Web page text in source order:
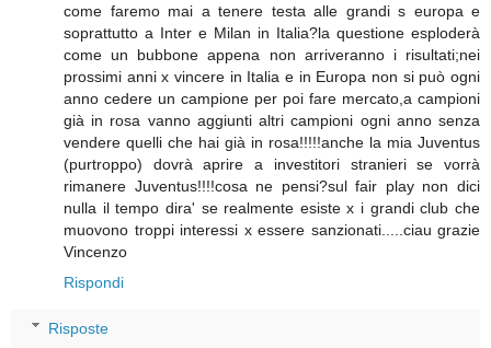
come faremo mai a tenere testa alle grandi s europa e
soprattutto a Inter e Milan in Italia?la questione esploderà
come un bubbone appena non arriveranno i risultati;nei
prossimi anni x vincere in Italia e in Europa non si può ogni
anno cedere un campione per poi fare mercato,a campioni
già in rosa vanno aggiunti altri campioni ogni anno senza
vendere quelli che hai già in rosa!!!!!anche la mia Juventus
(purtroppo) dovrà aprire a investitori stranieri se vorrà
rimanere Juventus!!!!cosa ne pensi?sul fair play non dici
nulla il tempo dira' se realmente esiste x i grandi club che
muovono troppi interessi x essere sanzionati.....ciau grazie
Vincenzo
Rispondi
Risposte